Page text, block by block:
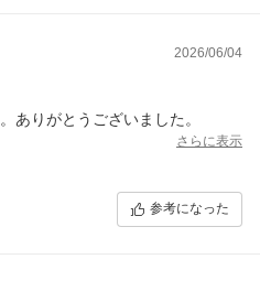
2026/06/04
ありがとうございました。
さらに表示
参考になった